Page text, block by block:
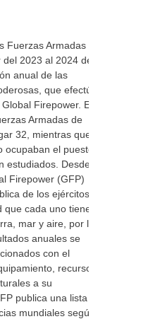
Fuerzas Armadas
2023 al 2024 de
anual de las
que efectúa
Firepower. En
Armadas de
32, mientras que
el puesto
estudiados. Desde
Firepower (GFP)
de los ejércitos
que cada uno tiene
mar y aire, por lo
anuales se
con el
recursos
a su
publica una lista
mundiales según